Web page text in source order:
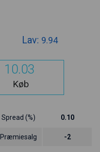
Lav: 9.94
10.03
Køb
Spread (%) 0.10
Præmiesalg -2